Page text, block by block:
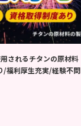
されるチタンの原材料
/福利厚生充実/経験不問